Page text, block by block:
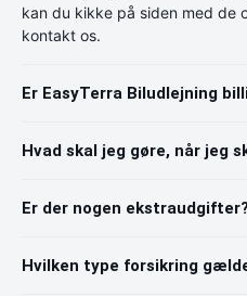
kan du kikke på siden med de
kontakt os.
Er EasyTerra Biludlejning
Hvad skal jeg gøre, når jeg
Er der nogen ekstraudgifter?
Hvilken type forsikring